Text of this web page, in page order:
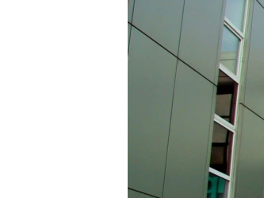
УКРАЇНСЬКА ПРОБЛЕМА КРИМУ